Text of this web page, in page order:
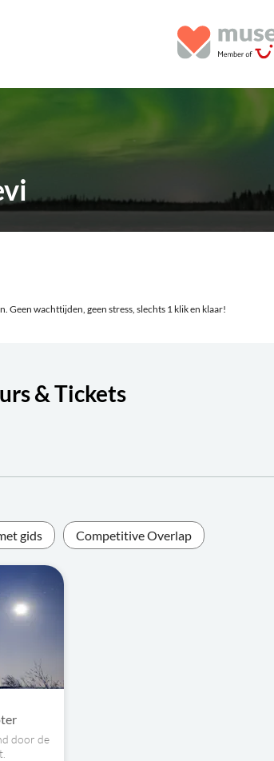
Geen wachttijden, geen stress, slechts 1 klik en klaar!
& Tickets
gids Competitive Overlap
door de